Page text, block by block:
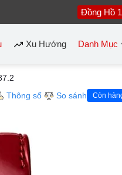
Đồng Hồ
Xu Hướng Danh Mục
Thông số So sánh Còn